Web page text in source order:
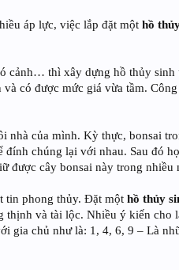
áp lực, việc lắp đặt mộthồ
cảnh… thì xây dựng hồ thủy sinh
có được mức giá vừa tầm.
nhà của mình. Kỳ thực, bonsai
chúng lại với nhau. Sau đó
được cây bonsai này trong nhiều
tin phong thủy. Đặt một hồ thủy
thịnh và tài lộc. Nhiều ý kiến cho
gia chủ như là: 1, 4, 6, 9 – Là